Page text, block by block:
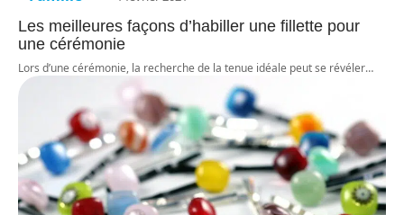
Les meilleures façons d’habiller une fillette pour
une cérémonie
Lors d’une cérémonie, la recherche de la tenue idéale peut se révéler…